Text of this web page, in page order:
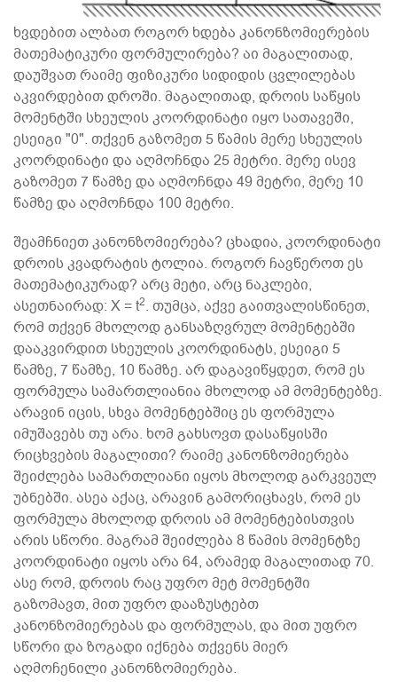
ხვდებით ალბათ როგორ ხდება კანონზომიერების
მათემატიკური ფორმულირება? აი მაგალითად,
დაუშვათ რაიმე ფიზიკური სიდიდის ცვლილებას
აკვირდებით დროში. მაგალითად, დროის საწყის
მომენტში სხეულის კოორდინატი იყო სათავეში,
ესეიგი "0". თქვენ გაზომეთ 5 წამის მერე სხეულის
კოორდინატი და აღმოჩნდა 25 მეტრი. მერე ისევ
გაზომეთ 7 წამზე და აღმოჩნდა 49 მეტრი, მერე 10
წამზე და აღმოჩნდა 100 მეტრი.
შეამჩნიეთ კანონზომიერება? ცხადია, კოორდინატი
დროის კვადრატის ტოლია. როგორ ჩავწეროთ ეს
მათემატიკურად? არც მეტი, არც ნაკლები,
ასეთნაირად: X = t2. თუმცა, აქვე გაითვალისწინეთ,
რომ თქვენ მხოლოდ განსაზღვრულ მომენტებში
დააკვირდით სხეულის კოორდინატს, ესეიგი 5
წამზე, 7 წამზე, 10 წამზე. არ დაგავიწყდეთ, რომ ეს
ფორმულა სამართლიანია მხოლოდ ამ მომენტებზე.
არავინ იცის, სხვა მომენტებშიც ეს ფორმულა
იმუშავებს თუ არა. ხომ გახსოვთ დასაწყისში
რიცხვების მაგალითი? რაიმე კანონზომიერება
შეიძლება სამართლიანი იყოს მხოლოდ გარკვეულ
უბნებში. ასეა აქაც, არავინ გამორიცხავს, რომ ეს
ფორმულა მხოლოდ დროის ამ მომენტებისთვის
არის სწორი. მაგრამ შეიძლება 8 წამის მომენტზე
კოორდინატი იყოს არა 64, არამედ მაგალითად 70.
ასე რომ, დროის რაც უფრო მეტ მომენტში
გაზომავთ, მით უფრო დააზუსტებთ
კანონზომიერებას და ფორმულას, და მით უფრო
სწორი და ზოგადი იქნება თქვენს მიერ
აღმოჩენილი კანონზომიერება.